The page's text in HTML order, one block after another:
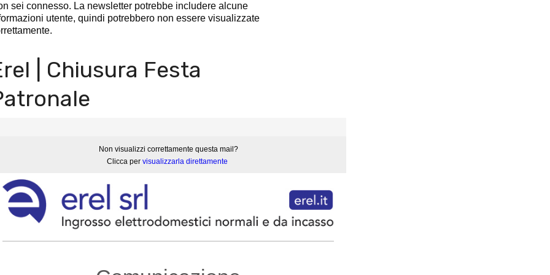
sei connesso. La newsletter potrebbe includere alcune
utente, quindi potrebbero non essere visualizzate
| Chiusura Festa
Non visualizzi correttamente questa mail?
Clicca per visualizzarla direttamente